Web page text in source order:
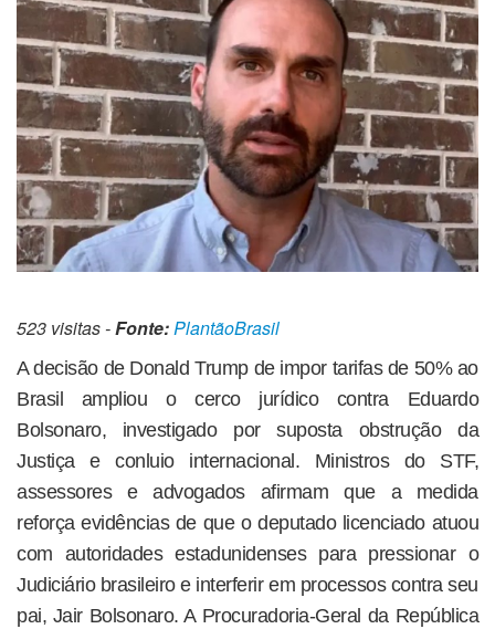
523 visitas -Fonte:PlantãoBrasil
A decisão de Donald Trump de impor tarifas de 50% ao
Brasil ampliou o cerco jurídico contra Eduardo
Bolsonaro, investigado por suposta obstrução da
Justiça e conluio internacional. Ministros do STF,
assessores e advogados afirmam que a medida
reforça evidências de que o deputado licenciado atuou
com autoridades estadunidenses para pressionar o
Judiciário brasileiro e interferir em processos contra seu
pai, Jair Bolsonaro. A Procuradoria-Geral da República